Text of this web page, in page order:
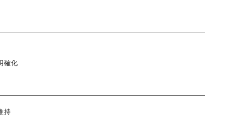
確化
持